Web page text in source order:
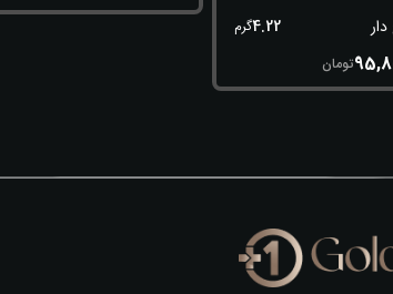
4.22گرم
تومان